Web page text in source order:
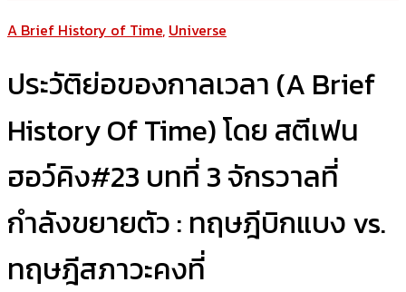
A Brief History of Time, Universe
ประวัติย่อของกาลเวลา (A Brief
History Of Time) โดย สตีเฟน
ฮอว์คิง#23 บทที่ 3 จักรวาลที่
กำลังขยายตัว : ทฤษฎีบิกแบง vs.
ทฤษฎีสภาวะคงที่